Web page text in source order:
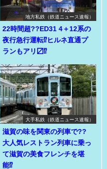
地方私鉄（鉄道ニュース速報）
22時間超??ED31 4＋12系の
夜行急行運転⁉ヒルネ直通プ
ランもアリ〼⁉
大手私鉄（鉄道ニュース速報）
滋賀の味を関東の列車で??
大人気レストラン列車に乗っ
て滋賀の美食フレンチを堪
能⁉